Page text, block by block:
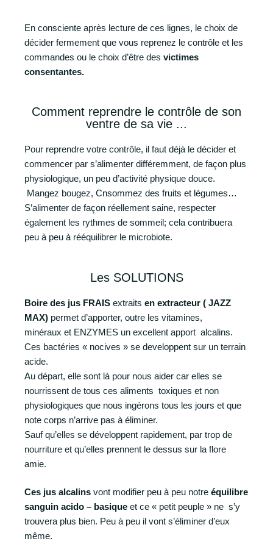
En consciente après lecture de ces lignes, le choix de
décider fermement que vous reprenez le contrôle et les
commandes ou le choix d’être des victimes
consentantes.
Comment reprendre le contrôle de son
ventre de sa vie ...
Pour reprendre votre contrôle, il faut déjà le décider et
commencer par s’alimenter différemment, de façon plus
physiologique, un peu d’activité physique douce.
Mangez bougez, Cnsommez des fruits et légumes…
S’alimenter de façon réellement saine, respecter
également les rythmes de sommeil; cela contribuera
peu à peu à rééquilibrer le microbiote.
Les SOLUTIONS
Boire des jus FRAIS extraits en extracteur ( JAZZ
MAX) permet d’apporter, outre les vitamines,
minéraux et ENZYMES un excellent apport alcalins.
Ces bactéries « nocives » se developpent sur un terrain
acide.
Au départ, elle sont là pour nous aider car elles se
nourrissent de tous ces aliments toxiques et non
physiologiques que nous ingérons tous les jours et que
note corps n’arrive pas à éliminer.
Sauf qu’elles se développent rapidement, par trop de
nourriture et qu’elles prennent le dessus sur la flore
amie.
Ces jus alcalins vont modifier peu à peu notre équilibre
sanguin acido – basique et ce « petit peuple » ne s’y
trouvera plus bien. Peu à peu il vont s’éliminer d’eux
même.